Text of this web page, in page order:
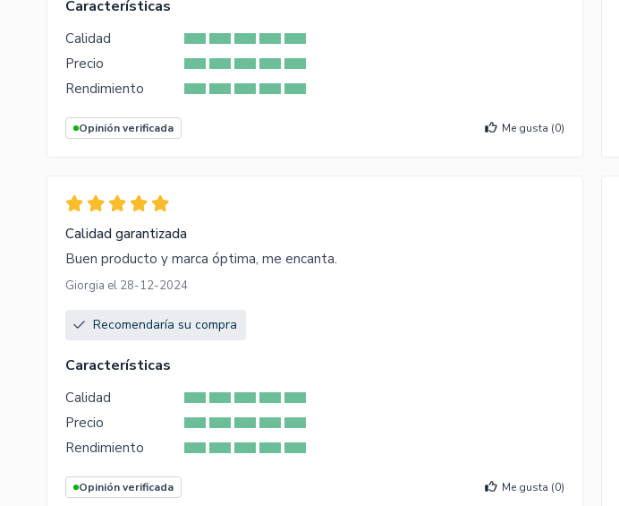
Características
Calidad
Precio
Rendimiento
Opinión verificada Me gusta (0)
Calidad garantizada
Buen producto y marca óptima, me encanta.
Giorgia el 28-12-2024
Recomendaría su compra
Características
Calidad
Precio
Rendimiento
Opinión verificada Me gusta (0)